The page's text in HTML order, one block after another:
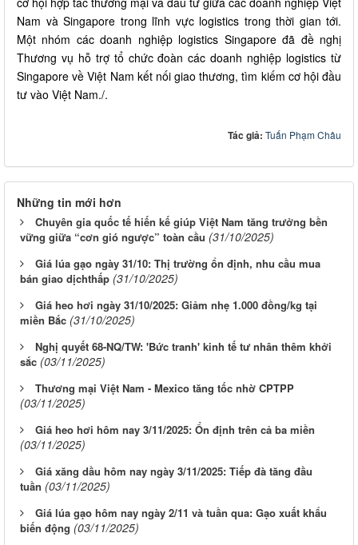
Nam và Singapore trong lĩnh vực logistics trong thời gian tới.
Một nhóm các doanh nghiệp logistics Singapore đã đề nghị
Thương vụ hỗ trợ tổ chức đoàn các doanh nghiệp logistics từ
Singapore về Việt Nam kết nối giao thương, tìm kiếm cơ hội đầu
tư vào Việt Nam./.
Tác giả: Tuấn Phạm Châu
Những tin mới hơn
Chuyên gia quốc tế hiến kế giúp Việt Nam tăng trưởng bền
vững giữa “cơn gió ngược” toàn cầu (31/10/2025)
Giá lúa gạo ngày 31/10: Thị trường ổn định, nhu cầu mua
bán giao dịchthấp (31/10/2025)
Giá heo hơi ngày 31/10/2025: Giảm nhẹ 1.000 đồng/kg tại
miền Bắc (31/10/2025)
Nghị quyết 68-NQ/TW: 'Bức tranh' kinh tế tư nhân thêm khởi
sắc (03/11/2025)
Thương mại Việt Nam - Mexico tăng tốc nhờ CPTPP
(03/11/2025)
Giá heo hơi hôm nay 3/11/2025: Ổn định trên cả ba miền
(03/11/2025)
Giá xăng dầu hôm nay ngày 3/11/2025: Tiếp đà tăng đầu
tuần (03/11/2025)
Giá lúa gạo hôm nay ngày 2/11 và tuần qua: Gạo xuất khẩu
biến động (03/11/2025)